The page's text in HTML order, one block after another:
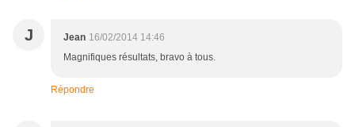
J Jean 16/02/2014 14:46
Magnifiques résultats, bravo à tous.
Répondre